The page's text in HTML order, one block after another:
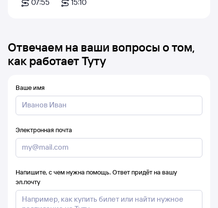
07:55
15:10
Отвечаем на ваши вопросы о том,
как работает Туту
Ваше имя
Электронная почта
Напишите, с чем нужна помощь. Ответ придёт на вашу
эл.почту